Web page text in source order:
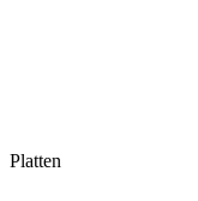
Platten